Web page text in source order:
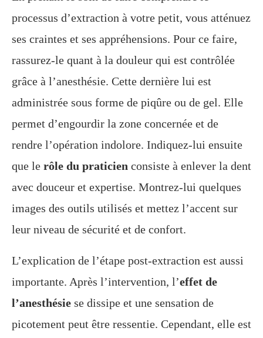
processus d’extraction à votre petit, vous atténuez
ses craintes et ses appréhensions. Pour ce faire,
rassurez-le quant à la douleur qui est contrôlée
grâce à l’anesthésie. Cette dernière lui est
administrée sous forme de piqûre ou de gel. Elle
permet d’engourdir la zone concernée et de
rendre l’opération indolore. Indiquez-lui ensuite
que le rôle du praticien consiste à enlever la dent
avec douceur et expertise. Montrez-lui quelques
images des outils utilisés et mettez l’accent sur
leur niveau de sécurité et de confort.
L’explication de l’étape post-extraction est aussi
importante. Après l’intervention, l’effet de
l’anesthésie se dissipe et une sensation de
picotement peut être ressentie. Cependant, elle est